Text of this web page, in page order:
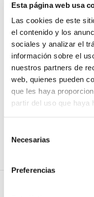
Esta página web usa
Las cookies de este
el contenido y los
sociales y analizar el
información sobre el
nuestros partners de
web, quienes pueden
que les haya
partir del uso que haya
Necesarias
Preferencias
El acuerdo exige que,
descuentos, la
COEV con una
la fecha en la que se
universidad.
Asimismo, no podrá
condiciones favorables
hayan dado de alta en
admisión en la
inscribirse en este